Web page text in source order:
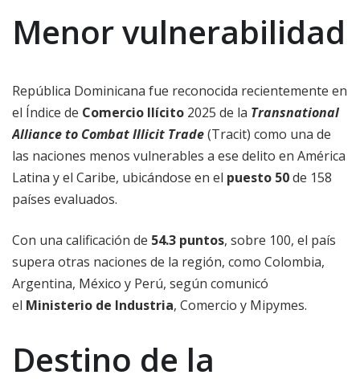
Menor vulnerabilidad
República Dominicana fue reconocida recientemente en
el Índice de Comercio Ilícito 2025 de la Transnational
Alliance to Combat Illicit Trade(Tracit) como una de
las naciones menos vulnerables a ese delito en América
Latina y el Caribe, ubicándose en el puesto 50de 158
países evaluados.
Con una calificación de 54.3 puntos, sobre 100, el país
supera otras naciones de la región, como Colombia,
Argentina, México y Perú, según comunicó
el Ministerio de Industria, Comercio y Mipymes.
Destino de la